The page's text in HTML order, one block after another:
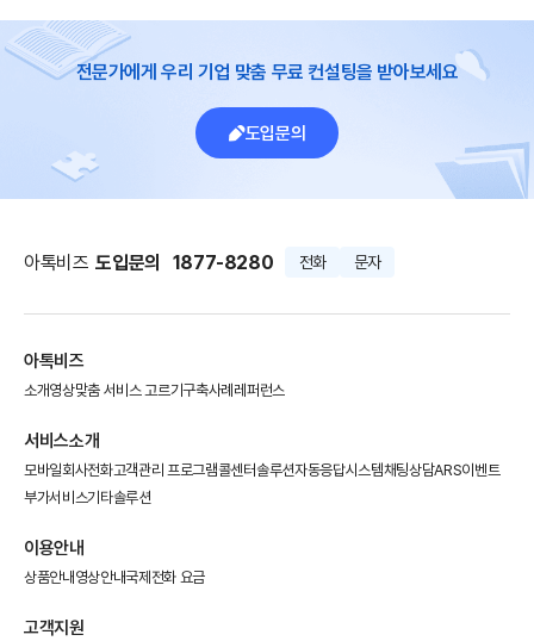
전문가에게 우리 기업 맞춤 무료 컨설팅을 받아보세요
도입문의
아톡비즈 도입문의 1877-8280 전화 문자
아톡비즈
소개영상맞춤 서비스 고르기구축사례 레퍼런스
서비스소개
모바일회사전화고객관리 프로그램콜센터솔루션자동응답시스템채팅상담ARS이벤트
부가서비스기타솔루션
이용안내
상품안내 영상안내국제전화 요금
고객지원